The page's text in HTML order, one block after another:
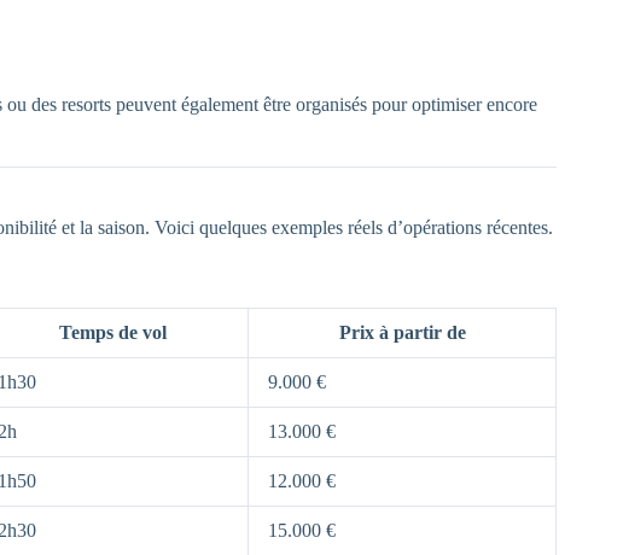
des resorts peuvent également être organisés pour optimiser encore
et la saison. Voici quelques exemples réels d’opérations récentes.
Temps de vol Prix à partir de
1h30 9.000 €
2h 13.000 €
1h50 12.000 €
2h30 15.000 €